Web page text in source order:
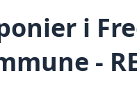
i
-